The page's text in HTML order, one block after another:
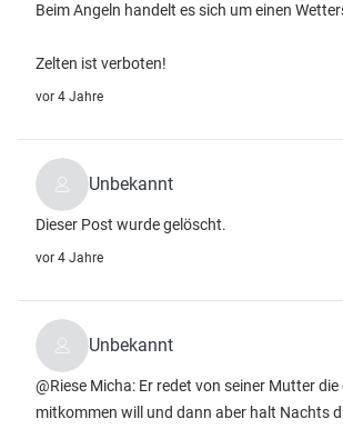
Beim Angeln handelt es sich um einen
Zelten ist verboten!
vor 4 Jahre
Unbekannt
Dieser Post wurde gelöscht.
vor 4 Jahre
Unbekannt
@Riese Micha: Er redet von seiner Mutter
mitkommen will und dann aber halt Nachts